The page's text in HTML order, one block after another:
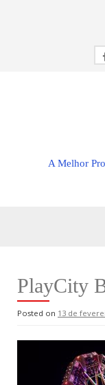
A Melhor
PlayCity
Posted on 13 de